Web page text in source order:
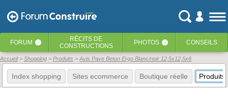
FORUM ‹ RÉCITS DE
CONSTRUCTIONS
PHOTOS ‹ CONSEILS
Accueil Shopping Produits Avis Pave Beton Ergo Blanc/noir 12,5x12,5x6
Index shopping Sites ecommerce Boutique réelle Produits